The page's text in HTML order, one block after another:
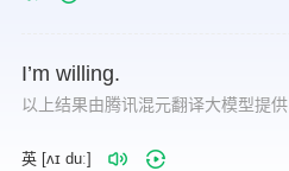
I’m willing.
以上结果由腾讯混元翻译大模型提供
英 [ʌɪ duː]